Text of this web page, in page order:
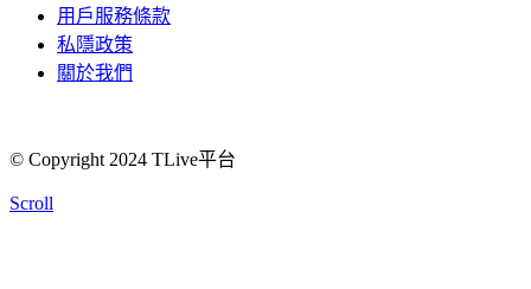
用戶服務條款
私隱政策
關於我們
© Copyright 2024 TLive平台
Scroll